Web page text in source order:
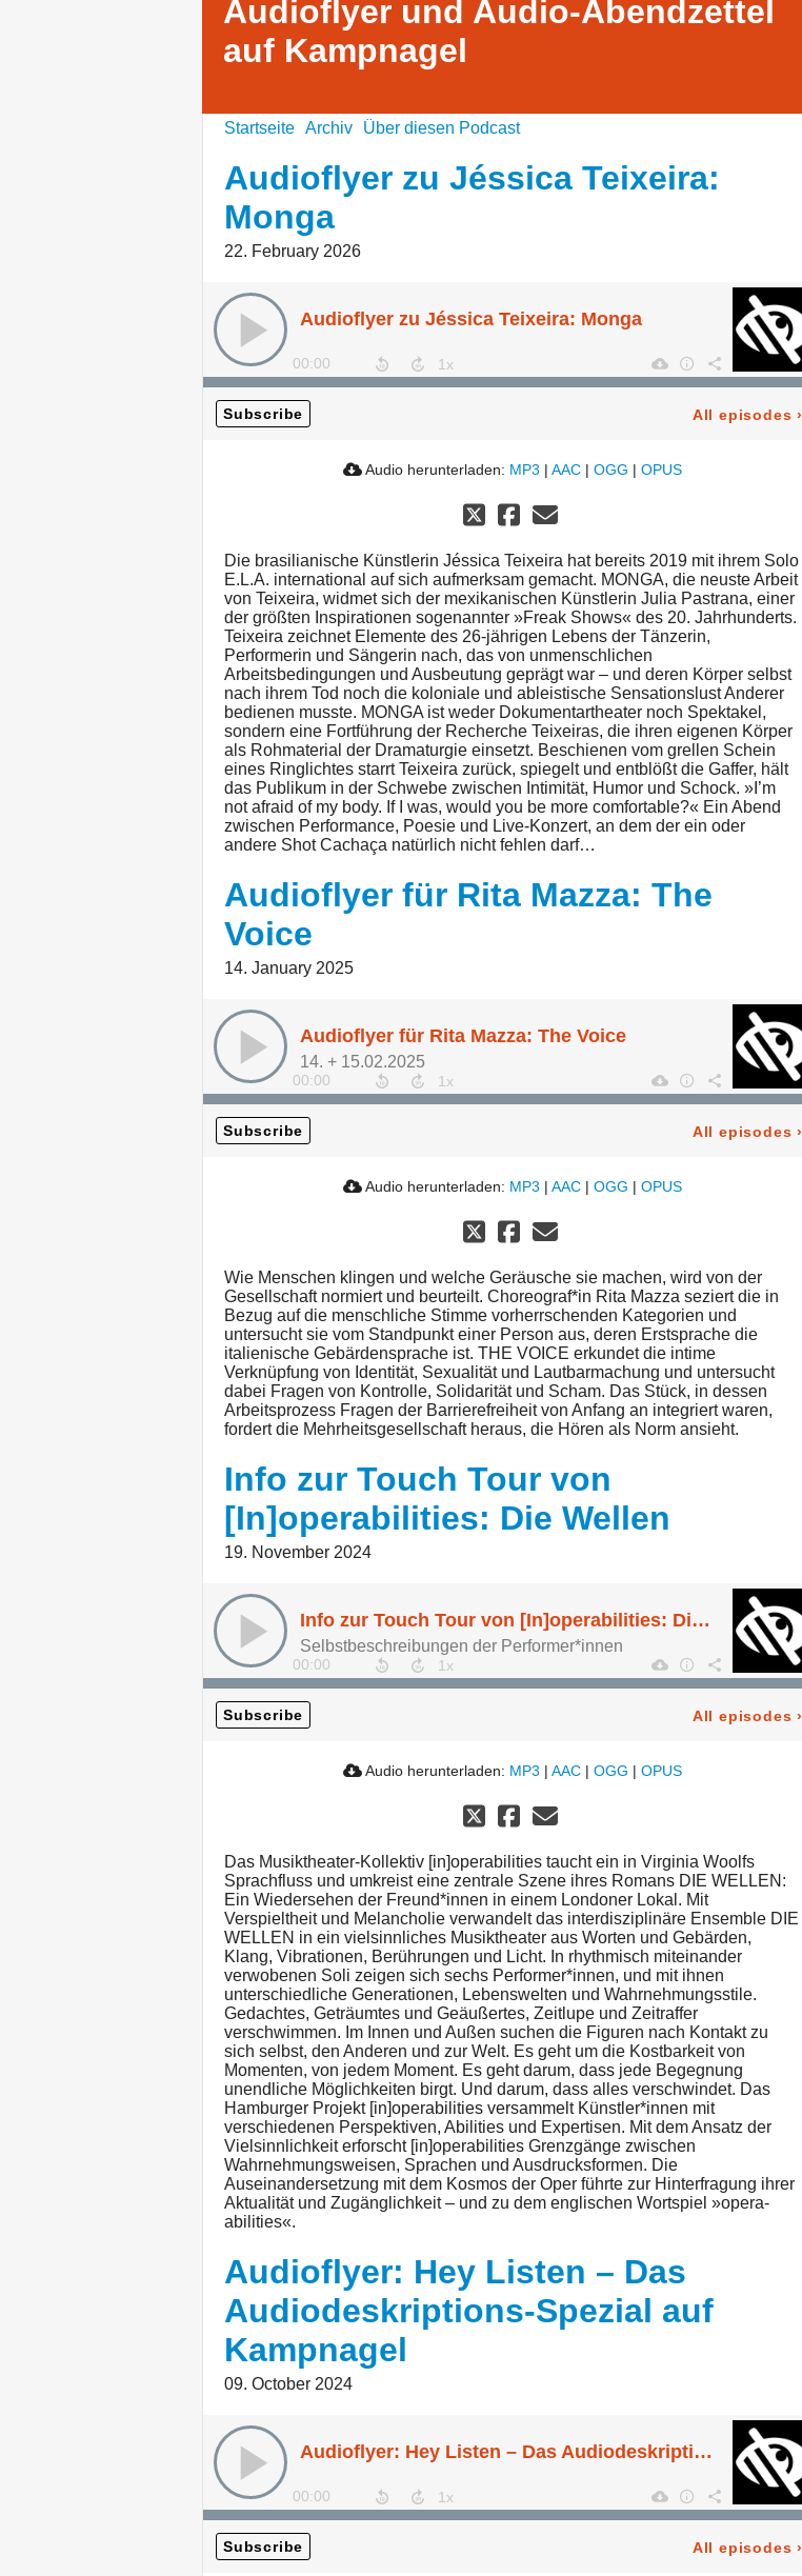
Audioflyer und Audio-Abendzettel
auf Kampnagel
Startseite Archiv Über diesen Podcast
Audioflyer zu Jéssica Teixeira:
Monga
22. February 2026
Audioflyer zu Jéssica Teixeira: Monga
00:00
Subscribe All episodes ›
Audio herunterladen: MP3 | AAC | OGG | OPUS
Die brasilianische Künstlerin Jéssica Teixeira hat bereits 2019 mit ihrem Solo
E.L.A. international auf sich aufmerksam gemacht. MONGA, die neuste Arbeit
von Teixeira, widmet sich der mexikanischen Künstlerin Julia Pastrana, einer
der größten Inspirationen sogenannter »Freak Shows« des 20. Jahrhunderts.
Teixeira zeichnet Elemente des 26-jährigen Lebens der Tänzerin,
Performerin und Sängerin nach, das von unmenschlichen
Arbeitsbedingungen und Ausbeutung geprägt war – und deren Körper selbst
nach ihrem Tod noch die koloniale und ableistische Sensationslust Anderer
bedienen musste. MONGA ist weder Dokumentartheater noch Spektakel,
sondern eine Fortführung der Recherche Teixeiras, die ihren eigenen Körper
als Rohmaterial der Dramaturgie einsetzt. Beschienen vom grellen Schein
eines Ringlichtes starrt Teixeira zurück, spiegelt und entblößt die Gaffer, hält
das Publikum in der Schwebe zwischen Intimität, Humor und Schock. »I’m
not afraid of my body. If I was, would you be more comfortable?« Ein Abend
zwischen Performance, Poesie und Live-Konzert, an dem der ein oder
andere Shot Cachaça natürlich nicht fehlen darf…
Audioflyer für Rita Mazza: The
Voice
14. January 2025
Audioflyer für Rita Mazza: The Voice
14. + 15.02.2025
00:00
Subscribe All episodes ›
Audio herunterladen: MP3 | AAC | OGG | OPUS
Wie Menschen klingen und welche Geräusche sie machen, wird von der
Gesellschaft normiert und beurteilt. Choreograf*in Rita Mazza seziert die in
Bezug auf die menschliche Stimme vorherrschenden Kategorien und
untersucht sie vom Standpunkt einer Person aus, deren Erstsprache die
italienische Gebärdensprache ist. THE VOICE erkundet die intime
Verknüpfung von Identität, Sexualität und Lautbarmachung und untersucht
dabei Fragen von Kontrolle, Solidarität und Scham. Das Stück, in dessen
Arbeitsprozess Fragen der Barrierefreiheit von Anfang an integriert waren,
fordert die Mehrheitsgesellschaft heraus, die Hören als Norm ansieht.
Info zur Touch Tour von
[In]operabilities: Die Wellen
19. November 2024
Info zur Touch Tour von [In]operabilities: Die Wellen
Selbstbeschreibungen der Performer*innen
00:00
Subscribe All episodes ›
Audio herunterladen: MP3 | AAC | OGG | OPUS
Das Musiktheater-Kollektiv [in]operabilities taucht ein in Virginia Woolfs
Sprachfluss und umkreist eine zentrale Szene ihres Romans DIE WELLEN:
Ein Wiedersehen der Freund*innen in einem Londoner Lokal. Mit
Verspieltheit und Melancholie verwandelt das interdisziplinäre Ensemble DIE
WELLEN in ein vielsinnliches Musiktheater aus Worten und Gebärden,
Klang, Vibrationen, Berührungen und Licht. In rhythmisch miteinander
verwobenen Soli zeigen sich sechs Performer*innen, und mit ihnen
unterschiedliche Generationen, Lebenswelten und Wahrnehmungsstile.
Gedachtes, Geträumtes und Geäußertes, Zeitlupe und Zeitraffer
verschwimmen. Im Innen und Außen suchen die Figuren nach Kontakt zu
sich selbst, den Anderen und zur Welt. Es geht um die Kostbarkeit von
Momenten, von jedem Moment. Es geht darum, dass jede Begegnung
unendliche Möglichkeiten birgt. Und darum, dass alles verschwindet. Das
Hamburger Projekt [in]operabilities versammelt Künstler*innen mit
verschiedenen Perspektiven, Abilities und Expertisen. Mit dem Ansatz der
Vielsinnlichkeit erforscht [in]operabilities Grenzgänge zwischen
Wahrnehmungsweisen, Sprachen und Ausdrucksformen. Die
Auseinandersetzung mit dem Kosmos der Oper führte zur Hinterfragung ihrer
Aktualität und Zugänglichkeit – und zu dem englischen Wortspiel »opera-
abilities«.
Audioflyer: Hey Listen – Das
Audiodeskriptions-Spezial auf
Kampnagel
09. October 2024
Audioflyer: Hey Listen – Das Audiodeskriptions-Spezial auf Kampnagel
00:00
Subscribe All episodes ›